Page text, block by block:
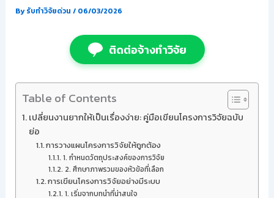
Byรับทำวิจัยด่วน / 06/03/2026
ติดต่อจ้างทำวิจัย
Table of Contents
เปลี่ยนงานยากให้เป็นเรื่องง่าย: คู่มือเขียนโครงการวิจัยฉบับ
ย่อ
การวางแผนโครงการวิจัยให้ถูกต้อง
1. กำหนดวัตถุประสงค์ของการวิจัย
2. ศึกษาภาพรวมของหัวข้อที่เลือก
การเขียนโครงการวิจัยอย่างมีระบบ
1. เริ่มจากบทนำที่น่าสนใจ